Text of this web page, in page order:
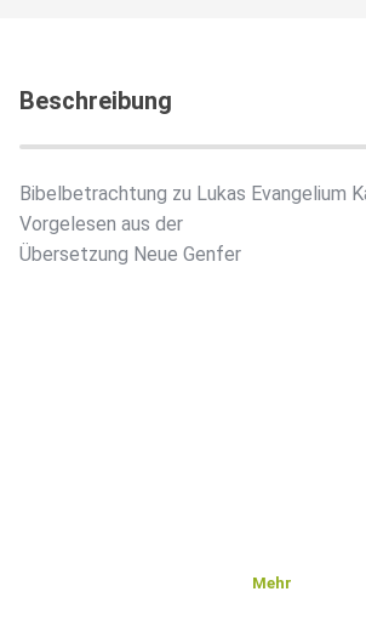
Beschreibung
Bibelbetrachtung zu Lukas Evangelium
Vorgelesen aus der
Übersetzung Neue Genfer
Mehr